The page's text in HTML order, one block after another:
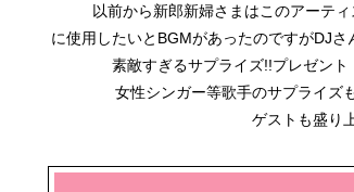
以前から新郎新婦さまはこのアーテ
に使用したいとBGMがあったのですがDJ
素敵すぎるサプライズ!!プレゼン
女性シンガー等歌手のサプライズ
ゲストも盛り